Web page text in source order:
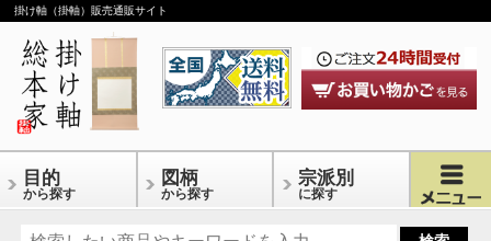
掛け軸（掛軸）販売通販サイト
目的
から探す
図柄
から探す
宗派別
に探す